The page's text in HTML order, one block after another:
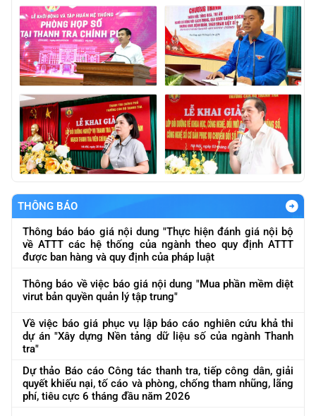
THÔNG BÁO
Thông báo báo giá nội dung "Thực hiện đánh giá nội bộ
về ATTT các hệ thống của ngành theo quy định ATTT
được ban hàng và quy định của pháp luật
Thông báo về việc báo giá nội dung "Mua phần mềm diệt
virut bản quyền quản lý tập trung"
Về việc báo giá phục vụ lập báo cáo nghiên cứu khả thi
dự án "Xây dựng Nền tảng dữ liệu số của ngành Thanh
tra"
Dự thảo Báo cáo Công tác thanh tra, tiếp công dân, giải
quyết khiếu nại, tố cáo và phòng, chống tham nhũng, lãng
phí, tiêu cực 6 tháng đầu năm 2026